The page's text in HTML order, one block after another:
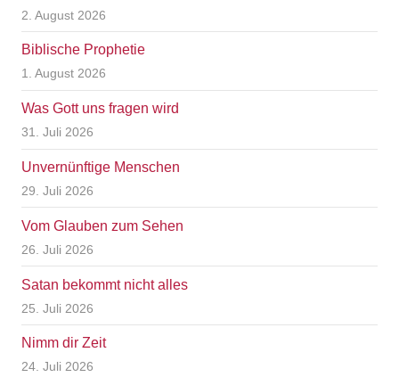
2. August 2026
Biblische Prophetie
1. August 2026
Was Gott uns fragen wird
31. Juli 2026
Unvernünftige Menschen
29. Juli 2026
Vom Glauben zum Sehen
26. Juli 2026
Satan bekommt nicht alles
25. Juli 2026
Nimm dir Zeit
24. Juli 2026